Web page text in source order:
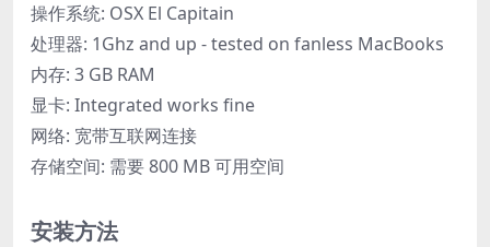
操作系统: OSX El Capitain
处理器: 1Ghz and up - tested on fanless MacBooks
内存: 3 GB RAM
显卡: Integrated works fine
网络: 宽带互联网连接
存储空间: 需要 800 MB 可用空间
安装方法